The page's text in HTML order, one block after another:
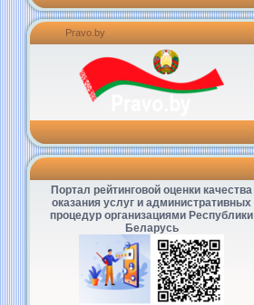
Pravo.by
Портал рейтинговой оценки качества
оказания услуг и административных
процедур организациями Республики
Беларусь